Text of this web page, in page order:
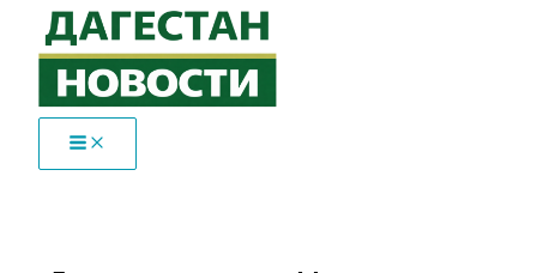
Перейти
содержимому